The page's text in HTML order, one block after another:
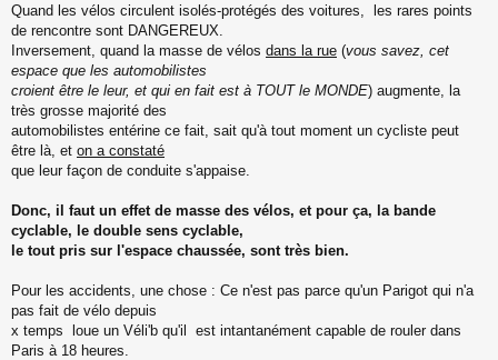
Quand les vélos circulent isolés-protégés des voitures, les rares points
de rencontre sont DANGEREUX.
Inversement, quand la masse de vélos dans la rue (vous savez, cet
espace que les automobilistes
croient être le leur, et qui en fait est à TOUT le MONDE) augmente, la
très grosse majorité des
automobilistes entérine ce fait, sait qu'à tout moment un cycliste peut
être là, et on a constaté
que leur façon de conduite s'appaise.
Donc, il faut un effet de masse des vélos, et pour ça, la bande
cyclable, le double sens cyclable,
le tout pris sur l'espace chaussée, sont très bien.
Pour les accidents, une chose : Ce n'est pas parce qu'un Parigot qui n'a
pas fait de vélo depuis
x temps loue un Véli'b qu'il est intantanément capable de rouler dans
Paris à 18 heures.